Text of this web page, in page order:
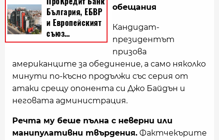
обещания
Кандидат-
президентът
призова
американците за обединение, а само няколко
минути по-късно продължи със серия от
атаки срещу опонента си Джо Байдън и
неговата администрация.
Речта му беше пълна с неверни или
манипулативни твърдения. Фактчекърите